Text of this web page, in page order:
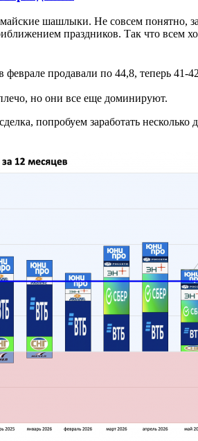
шашлыки. Не совсем
праздников. Так что
феврале продавали по 44,8, теперь 41-
но они все еще доминируют.
попробуем заработать